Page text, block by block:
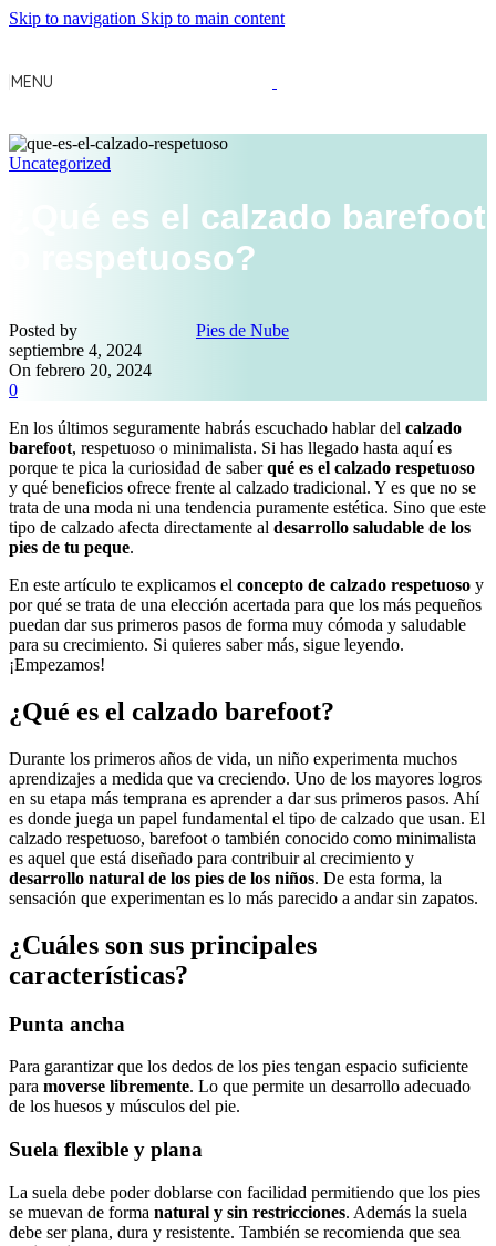
Skip to navigation Skip to main content
MENU
Uncategorized
¿Qué es el calzado barefoot
o respetuoso?
Posted by
Pies de Nube
septiembre 4, 2024
On febrero 20, 2024
0
En los últimos seguramente habrás escuchado hablar del calzado
barefoot, respetuoso o minimalista. Si has llegado hasta aquí es
porque te pica la curiosidad de saberqué es el calzado respetuoso
y qué beneficios ofrece frente al calzado tradicional. Y es que no se
trata de una moda ni una tendencia puramente estética. Sino que este
tipo de calzado afecta directamente al desarrollo saludable de los
pies de tu peque.
En este artículo te explicamos el concepto de calzado respetuoso y
por qué se trata de una elección acertada para que los más pequeños
puedan dar sus primeros pasos de forma muy cómoda y saludable
para su crecimiento. Si quieres saber más, sigue leyendo.
¡Empezamos!
¿Qué es el calzado barefoot?
Durante los primeros años de vida, un niño experimenta muchos
aprendizajes a medida que va creciendo. Uno de los mayores logros
en su etapa más temprana es aprender a dar sus primeros pasos. Ahí
es donde juega un papel fundamental el tipo de calzado que usan. El
calzado respetuoso, barefoot o también conocido como minimalista
es aquel que está diseñado para contribuir al crecimiento y
desarrollo natural de los pies de los niños. De esta forma, la
sensación que experimentan es lo más parecido a andar sin zapatos.
¿Cuáles son sus principales
características?
Punta ancha
Para garantizar que los dedos de los pies tengan espacio suficiente
para moverse libremente. Lo que permite un desarrollo adecuado
de los huesos y músculos del pie.
Suela flexible y plana
La suela debe poder doblarse con facilidad permitiendo que los pies
se muevan de forma natural y sin restricciones. Además la suela
debe ser plana, dura y resistente. También se recomienda que sea